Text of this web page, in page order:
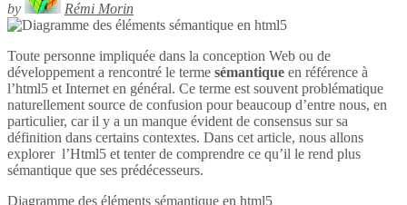
by Rémi Morin
Toute personne impliquée dans la conception Web ou de
développement a rencontré le terme sémantique en référence à
l’html5 et Internet en général. Ce terme est souvent problématique
naturellement source de confusion pour beaucoup d’entre nous, en
particulier, car il y a un manque évident de consensus sur sa
définition dans certains contextes. Dans cet article, nous allons
explorer l’Html5 et tenter de comprendre ce qu’il le rend plus
sémantique que ses prédécesseurs.
Diagramme des éléments sémantique en html5